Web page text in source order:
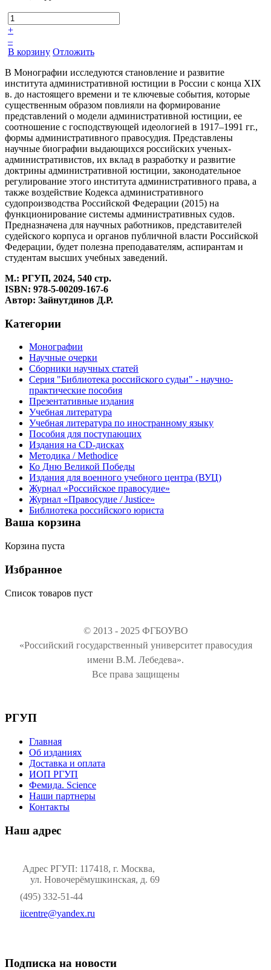
+
–
В корзину Отложить
В Монографии исследуются становление и развитие
института административной юстиции в России с конца XIX
в. до настоящего времени и те ключевые события, которые
существенным образом повлияли на формирование
представлений о модели административной юстиции, ее
соотношение с господствующей идеологией в 1917–1991 гг.,
формы административного правосудия. Представлены
научные биографии выдающихся российских ученых-
административистов, их вклад в разработку и развитие
доктрины административной юстиции, законодательное
регулирование этого института административного права, а
также воздействие Кодекса административного
судопроизводства Российской Федерации (2015) на
функционирование системы административных судов.
Предназначена для научных работников, представителей
судейского корпуса и органов публичной власти Российской
Федерации, будет полезна преподавателям, аспирантам и
студентам высших учебных заведений.
М.: РГУП, 2024, 540 стр.
ISBN: 978-5-00209-167-6
Автор: Зайнутдинов Д.Р.
Категории
Монографии
Научные очерки
Сборники научных статей
Серия "Библиотека российского судьи" - научно-
практические пособия
Презентативные издания
Учебная литература
Учебная литература по иностранному языку
Пособия для поступающих
Издания на CD-дисках
Методика / Methodice
Ко Дню Великой Победы
Издания для военного учебного центра (ВУЦ)
Журнал «Российское правосудие»
Журнал «Правосудие / Justice»
Библиотека российского юриста
Ваша корзина
Корзина пуста
Избранное
Список товаров пуст
© 2013 - 2025 ФГБОУВО
«Российский государственный университет правосудия
имени В.М. Лебедева».
Все права защищены
РГУП
Главная
Об изданиях
Доставка и оплата
ИОП РГУП
Фемида. Science
Наши партнеры
Контакты
Наш адрес
Адрес РГУП: 117418, г. Москва,
ул. Новочерёмушкинская, д. 69
(495) 332-51-44
iicentre@yandex.ru
Подписка на новости